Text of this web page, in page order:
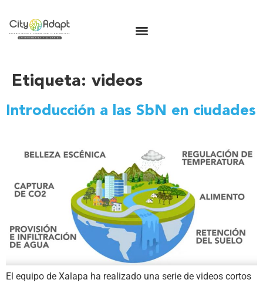
Etiqueta: videos
Introducción a las SbN en ciudades
El equipo de Xalapa ha realizado una serie de videos cortos